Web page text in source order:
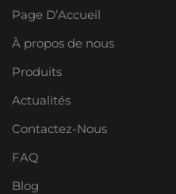
Page D’Accueil
À propos de nous
Produits
Actualités
Contactez-Nous
FAQ
Blog